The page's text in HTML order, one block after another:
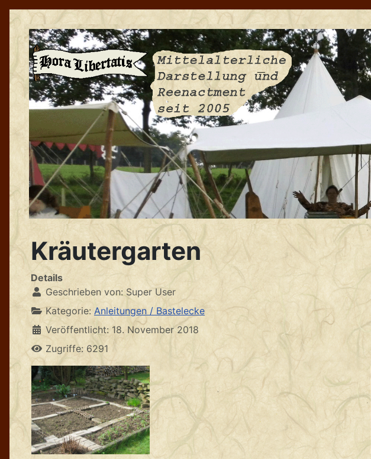
Kräutergarten
Details
Geschrieben von: Super User
Kategorie: Anleitungen / Bastelecke
Veröffentlicht: 18. November 2018
Zugriffe: 6291